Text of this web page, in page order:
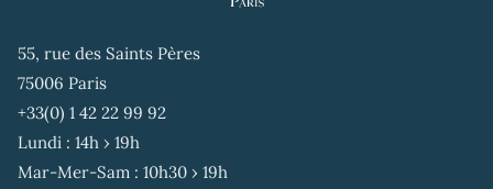
55, rue des Saints Pères
75006 Paris
+33(0) 1 42 22 99 92
Lundi : 14h › 19h
Mar-Mer-Sam : 10h30 › 19h